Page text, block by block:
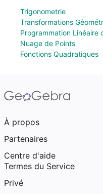
Trigonometrie
Transformations
Programmation Linéaire
Nuage de Points
Fonctions Quadratiques
À propos
Partenaires
Centre d'aide
Termes du Service
Privé